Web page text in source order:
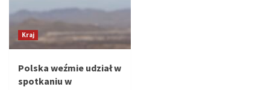
Kraj
Polska weźmie udział w
spotkaniu w